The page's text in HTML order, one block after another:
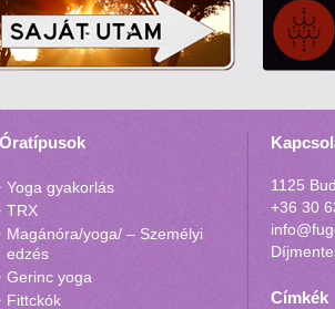
Óratípusok
Yoga gyakorlás
TRX
Magánóra/yoga/ – Személyi
edzés
Gerinc yoga
Fittckók
1125
+36 30
Címkék